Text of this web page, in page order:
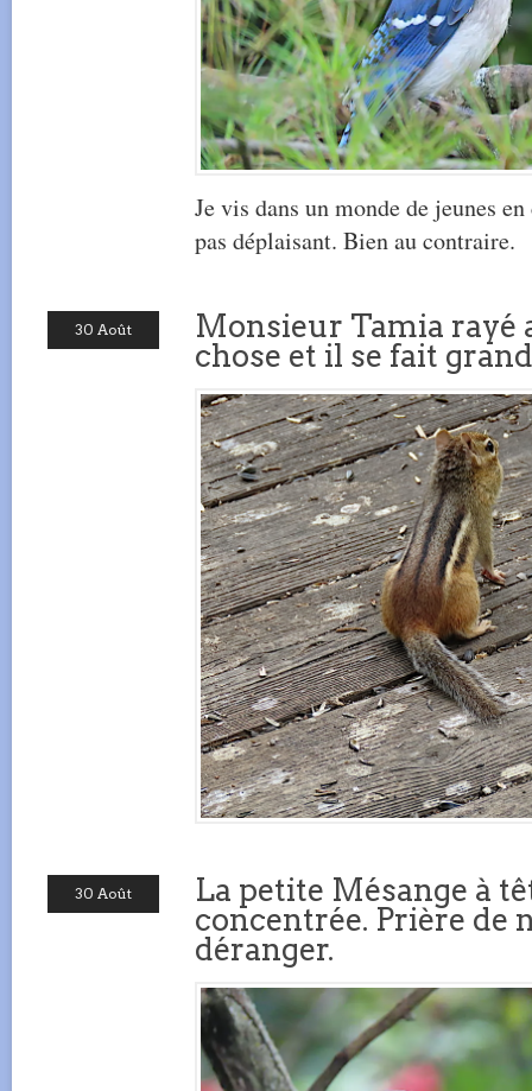
Je vis dans un monde de jeunes
pas déplaisant. Bien au contraire.
30 Août
Monsieur Tamia rayé
chose et il se fait
30 Août
La petite Mésange à
concentrée. Prière de
déranger.